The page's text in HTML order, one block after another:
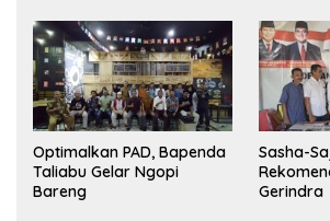
Optimalkan PAD, Bapenda
Taliabu Gelar Ngopi
Bareng
Sasha-
Gerindra